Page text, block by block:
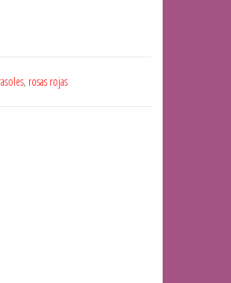
, rosas rojas